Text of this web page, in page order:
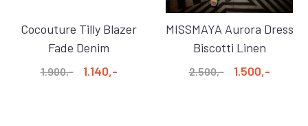
Cocouture Tilly Blazer
Fade Denim
1.900,- 1.140,-
MISSMAYA Aurora Dress
Biscotti Linen
2.500,- 1.500,-